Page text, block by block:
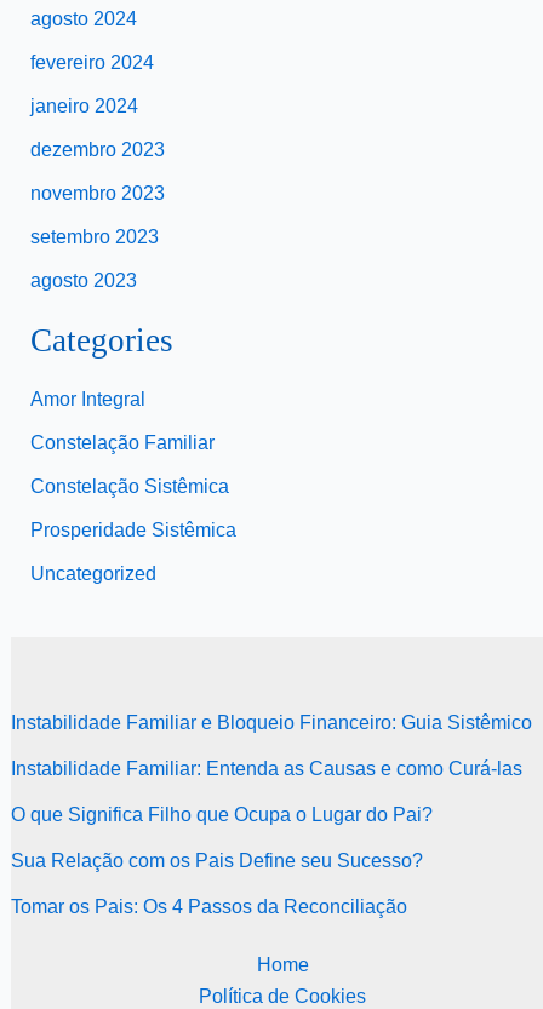
agosto 2024
fevereiro 2024
janeiro 2024
dezembro 2023
novembro 2023
setembro 2023
agosto 2023
Categories
Amor Integral
Constelação Familiar
Constelação Sistêmica
Prosperidade Sistêmica
Uncategorized
Instabilidade Familiar e Bloqueio Financeiro: Guia Sistêmico
Instabilidade Familiar: Entenda as Causas e como Curá-las
O que Significa Filho que Ocupa o Lugar do Pai?
Sua Relação com os Pais Define seu Sucesso?
Tomar os Pais: Os 4 Passos da Reconciliação
Home
Política de Cookies